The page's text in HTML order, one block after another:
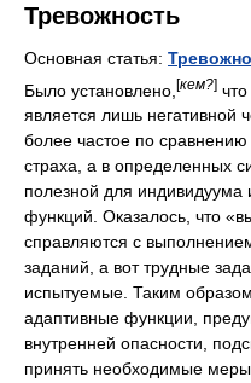
Тревожность
Основная статья:
Было установлено, [кем?]
является лишь негативной
более частое по
страха, а в определенных
полезной для
функций. Оказалось, что
справляются с
заданий, а вот трудные
испытуемые. Таким
адаптивные функции,
внутренней опасности,
принять необходимые